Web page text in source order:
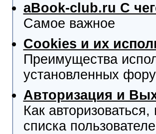
aBook-club.ru C
Самое важное
Cookies и их
Преимущества
установленных
Авторизация и
Как
списка